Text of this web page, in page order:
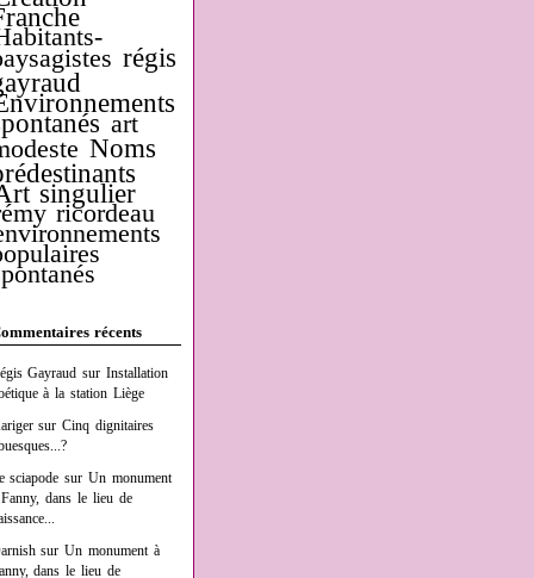
régis
art
Noms
singulier
ricordeau
récents
Gayraud surInstallation
à la station Liège
surCinq dignitaires
sciapode surUn monument
dans le lieu de
surUn monument à
dans le lieu de